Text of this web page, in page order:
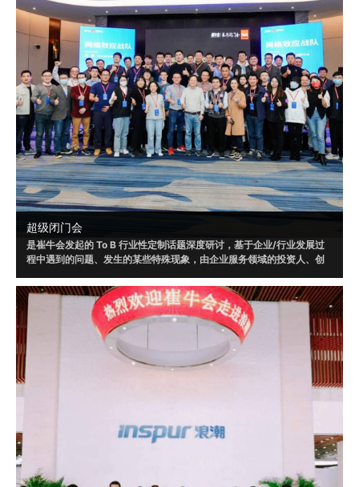
超级闭门会
是崔牛会发起的 To B 行业性定制话题深度研讨，基于企业/行业发展过
程中遇到的问题、发生的某些特殊现象，由企业服务领域的投资人、创
成可落地的解决方案，或者达成某个共识。
自 2020 年 9 月起，崔牛会已联合明源云、腾讯千帆、华为云、南大通
用、Convertlab 等企业，就“PaaS”“营销云一体化”“云数据仓库”等相关
话题进行了多场超级闭门会。